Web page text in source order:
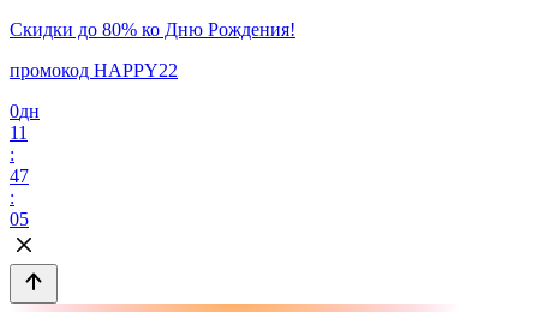
Скидки до 80% ко Дню Рождения!
промокод HAPPY22
0дн
11
:
47
:
05